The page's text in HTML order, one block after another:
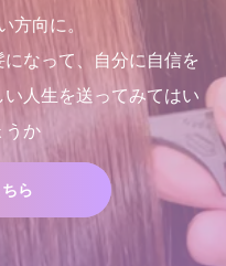
方向に。
なって、自分に自信を
人生を送ってみてはい
うか
ら